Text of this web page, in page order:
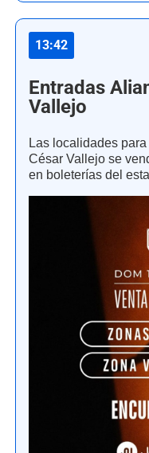
13:42
Entradas
Vallejo
Las localidades
César Vallejo se
en boleterías del